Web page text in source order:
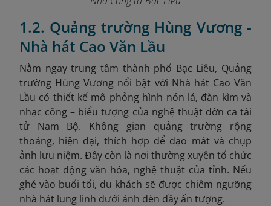
1.2. Quảng trường Hùng Vương -
Nhà hát Cao Văn Lầu
Nằm ngay trung tâm thành phố Bạc Liêu, Quảng
trường Hùng Vương nổi bật với Nhà hát Cao Văn
Lầu có thiết kế mô phỏng hình nón lá, đàn kìm và
nhạc công – biểu tượng của nghệ thuật đờn ca tài
tử Nam Bộ. Không gian quảng trường rộng
thoáng, hiện đại, thích hợp để dạo mát và chụp
ảnh lưu niệm. Đây còn là nơi thường xuyên tổ chức
các hoạt động văn hóa, nghệ thuật của tỉnh. Nếu
ghé vào buổi tối, du khách sẽ được chiêm ngưỡng
nhà hát lung linh dưới ánh đèn đầy ấn tượng.